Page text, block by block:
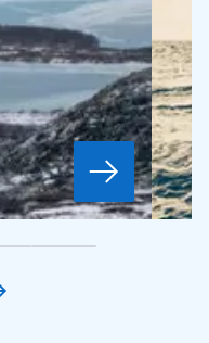
2
till bildkort3
Gå till bildkort